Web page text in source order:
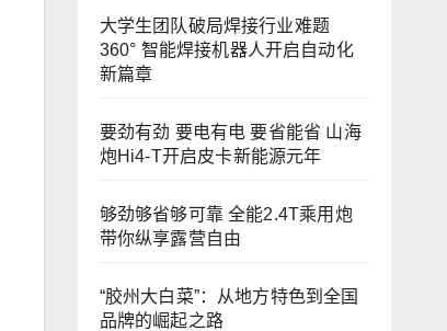
大学生团队破局焊接行业难题
360° 智能焊接机器人开启自动化
新篇章
要劲有劲 要电有电 要省能省 山海
炮Hi4-T开启皮卡新能源元年
够劲够省够可靠 全能2.4T乘用炮
带你纵享露营自由
“胶州大白菜”：从地方特色到全国
品牌的崛起之路